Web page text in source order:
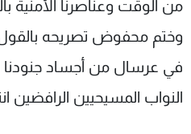
من الوقت وعناصرنا الأمنية
وختم محفوض تصريحه
في عرسال من أجساد جنودنا
النواب المسيحيين الرافضين